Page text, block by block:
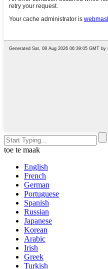
toe te maak
English
French
German
Portuguese
Spanish
Russian
Japanese
Korean
Arabic
Irish
Greek
Turkish